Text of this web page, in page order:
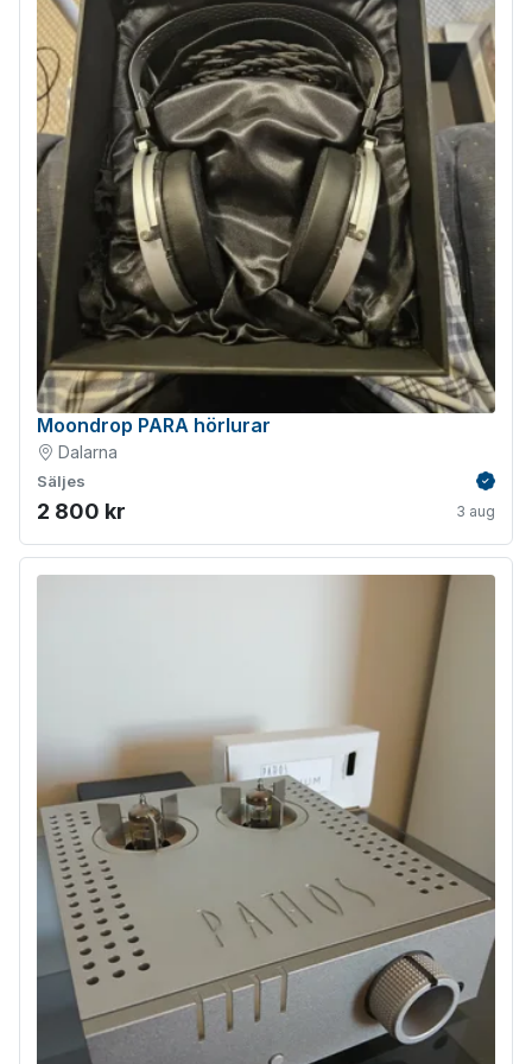
Moondrop PARA hörlurar
Dalarna
Säljes
2 800 kr 3 aug